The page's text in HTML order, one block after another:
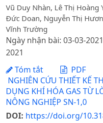
Vũ Duy Nhàn, Lê Thị Hoàng
Đức Doan, Nguyễn Thị
Vĩnh Trường
Ngày nhận bài: 03-03-
2021
Tóm tắt
PDF
NGHIÊN CỨU THIẾT KẾ
DỤNG KHÍ HÓA GAS TỪ
NÔNG NGHIỆP SN-1,0
DOI: https://doi.org/